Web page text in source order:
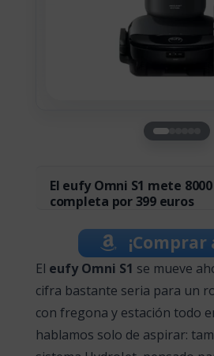
El eufy Omni S1 mete
completa por 399 euros
¡Comprar
El eufy Omni S1 se mueve
cifra bastante seria para un
con fregona y estación todo
hablamos solo de aspirar: